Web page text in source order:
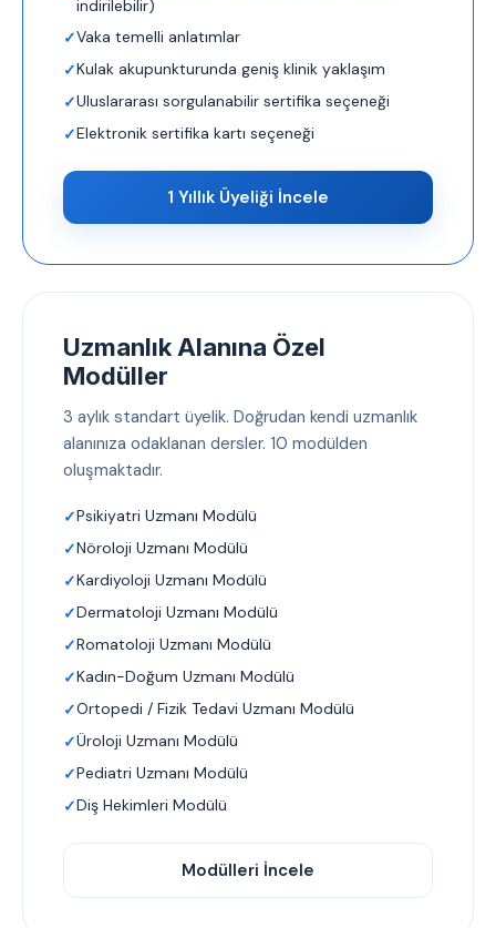
indirilebilir)
Vaka temelli anlatımlar
Kulak akupunkturunda geniş klinik yaklaşım
Uluslararası sorgulanabilir sertifika seçeneği
Elektronik sertifika kartı seçeneği
1 Yıllık Üyeliği İncele
Uzmanlık Alanına Özel
Modüller
3 aylık standart üyelik. Doğrudan kendi uzmanlık
alanınıza odaklanan dersler. 10 modülden
oluşmaktadır.
Psikiyatri Uzmanı Modülü
Nöroloji Uzmanı Modülü
Kardiyoloji Uzmanı Modülü
Dermatoloji Uzmanı Modülü
Romatoloji Uzmanı Modülü
Kadın-Doğum Uzmanı Modülü
Ortopedi / Fizik Tedavi Uzmanı Modülü
Üroloji Uzmanı Modülü
Pediatri Uzmanı Modülü
Diş Hekimleri Modülü
Modülleri İncele